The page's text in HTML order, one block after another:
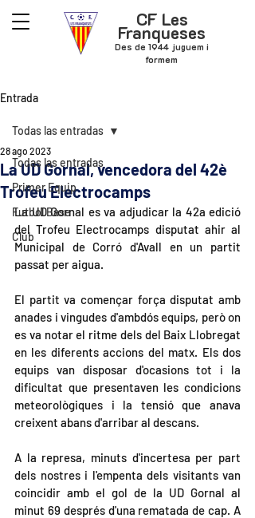
CF Les
Franqueses
Des de 1944 juguem i
formem
Entrada
Todas las entradas
Primer Equip
Futbol Base
Club
Todas las entradas
La UD Gornal, vencedora del 42è
Trofeu Electrocamps
28 ago 2023
La UD Gornal es va adjudicar la 42a edició
del Trofeu Electrocamps disputat ahir al
Municipal de Corró d'Avall en un partit
passat per aigua.
El partit va començar força disputat amb
anades i vingudes d'ambdós equips, però on
es va notar el ritme dels del Baix Llobregat
en les diferents accions del matx. Els dos
equips van disposar d'ocasions tot i la
dificultat que presentaven les condicions
meteorològiques i la tensió que anava
creixent abans d'arribar al descans.
A la represa, minuts d'incertesa per part
dels nostres i l'empenta dels visitants van
coincidir amb el gol de la UD Gornal al
minut 69 després d'una rematada de cap. A